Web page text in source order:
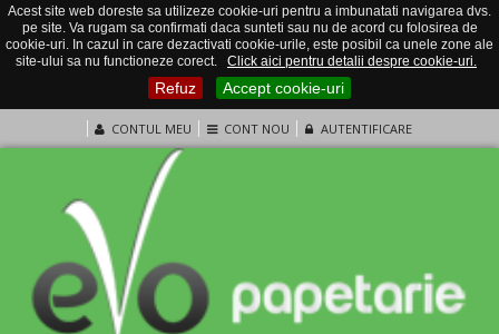
Acest site web doreste sa utilizeze cookie-uri pentru a imbunatati navigarea dvs.
pe site. Va rugam sa confirmati daca sunteti sau nu de acord cu folosirea de
cookie-uri. In cazul in care dezactivati cookie-urile, este posibil ca unele zone ale
site-ului sa nu functioneze corect.
Click aici pentru detalii despre cookie-uri.
Refuz Accept cookie-uri
CONTUL MEU CONT NOU AUTENTIFICARE